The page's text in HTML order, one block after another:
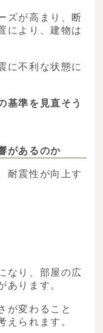
ズが高まり、断
により、建物は
に不利な状態に
基準を見直そう
があるのか
耐震性が向上す
なり、部屋の広
あります。
が変わること
えられます。